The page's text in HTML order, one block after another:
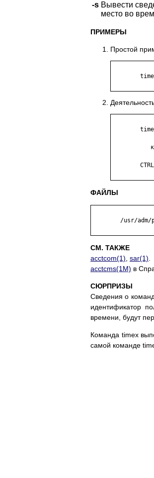
-s Вывести
место во
ПРИМЕРЫ
Простой
ФАЙЛЫ
СМ. ТАКЖЕ
acctcom(1) sar(1)
acctcms(1M) в
СЮРПРИЗЫ
Сведения о
идентификатор
времени, будут
Команда timex
самой команде